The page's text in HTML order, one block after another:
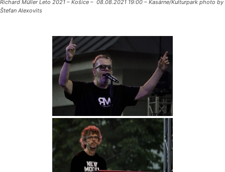
Richard Müller Leto 2021 – Košice – 08.08.2021 19:00 – Kasárne/Kulturpark photo by
Štefan Alexovits